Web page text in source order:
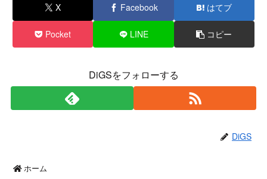
X Facebook はてブ
Pocket LINE コピー
DiGSをフォローする
DiGS
ホーム